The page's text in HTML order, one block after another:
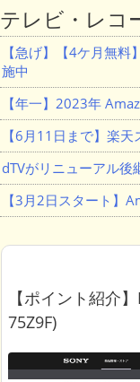
テレビ・レコ
【急げ】【4ケ月無
施中
【年一】2023年
【6月11日まで】楽
dTVがリニューアル後
【3月2日スタート】
【ポイント紹介
75Z9F)